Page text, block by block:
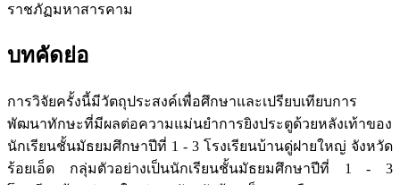
ราชภัฏมหาสารคาม
บทคัดย่อ
การวิจัยครั้งนี้มีวัตถุประสงค์เพื่อศึกษาและเปรียบเทียบการ
พัฒนาทักษะที่มีผลต่อความแม่นยำการยิงประตูด้วยหลังเท้าของ
นักเรียนชั้นมัธยมศึกษาปีที่ 1 - 3 โรงเรียนบ้านดู่ฝายใหญ่ จังหวัด
ร้อยเอ็ด กลุ่มตัวอย่างเป็นนักเรียนชั้นมัธยมศึกษาปีที่ 1 - 3